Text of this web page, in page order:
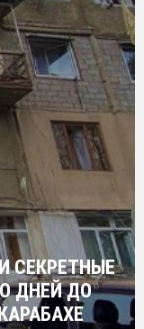
СЕКРЕТНЫЕ
ДНЕЙ ДО